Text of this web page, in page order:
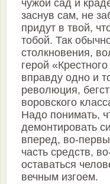
чужой сад и
заснув сам, не
придут в твой,
тобой. Так
столкновения,
герой
вправду одно и
революция,
воровского
Надо понимать,
демонтировать
вперед, во-
часть средств,
оставаться
вечным изгоем.